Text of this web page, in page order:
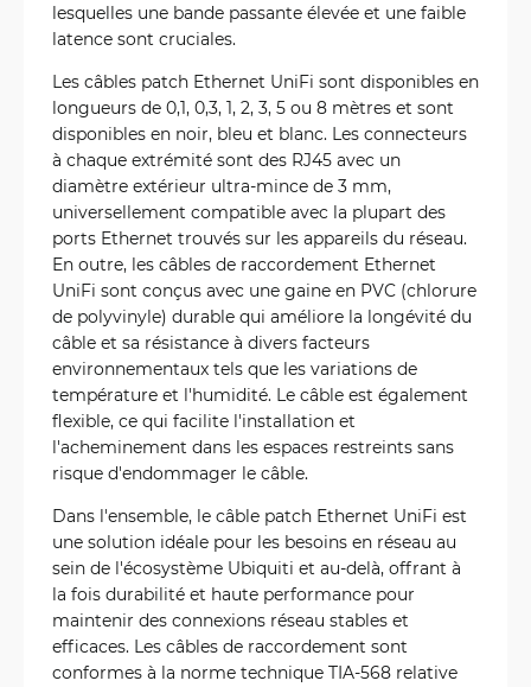
lesquelles une bande passante élevée et une faible
latence sont cruciales.
Les câbles patch Ethernet UniFi sont disponibles en
longueurs de 0,1, 0,3, 1, 2, 3, 5 ou 8 mètres et sont
disponibles en noir, bleu et blanc. Les connecteurs
à chaque extrémité sont des RJ45 avec un
diamètre extérieur ultra-mince de 3 mm,
universellement compatible avec la plupart des
ports Ethernet trouvés sur les appareils du réseau.
En outre, les câbles de raccordement Ethernet
UniFi sont conçus avec une gaine en PVC (chlorure
de polyvinyle) durable qui améliore la longévité du
câble et sa résistance à divers facteurs
environnementaux tels que les variations de
température et l'humidité. Le câble est également
flexible, ce qui facilite l'installation et
l'acheminement dans les espaces restreints sans
risque d'endommager le câble.
Dans l'ensemble, le câble patch Ethernet UniFi est
une solution idéale pour les besoins en réseau au
sein de l'écosystème Ubiquiti et au-delà, offrant à
la fois durabilité et haute performance pour
maintenir des connexions réseau stables et
efficaces. Les câbles de raccordement sont
conformes à la norme technique TIA-568 relative